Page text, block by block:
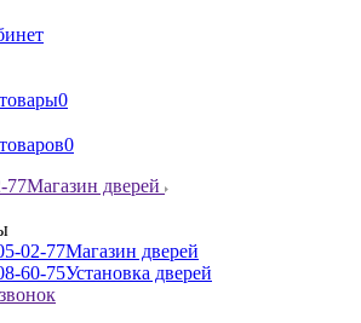
0
0
77Магазин дверей
02-77Магазин дверей
60-75Установка дверей